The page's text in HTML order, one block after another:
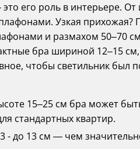
его роль в интерьере.
Узкая
и размахом 50–70
бра шириной 12–15
чтобы светильник был
15–25 см бра может
стандартных квартир.
- до 13 см — чем